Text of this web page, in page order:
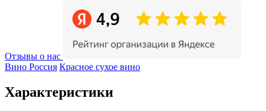
Отзывы о нас
Вино Россия Красное сухое вино
Характеристики